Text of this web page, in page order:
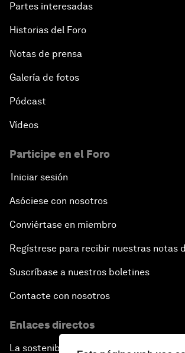
Partes interesadas
Historias del Foro
Notas de prensa
Galería de fotos
Pódcast
Vídeos
Participe en el Foro
Iniciar sesión
Asóciese con nosotros
Conviértase en miembro
Regístrese para recibir nuestras notas
Suscríbase a nuestros boletines
Contacte con nosotros
Enlaces directos
La sostenibilidad en el Foro